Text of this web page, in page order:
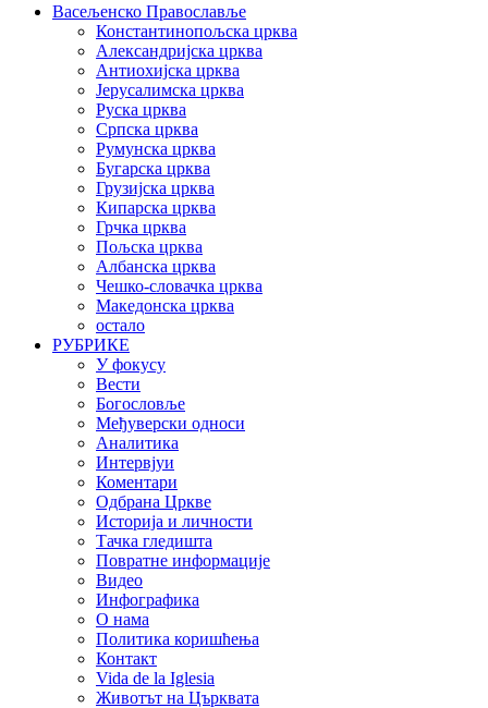
Васељенско Православље
Константинопољска црква
Александријска црква
Антиохијска црква
Јерусалимска црква
Руска црква
Српска црква
Румунска црква
Бугарска црква
Грузијска црква
Кипарска црква
Грчка црква
Пољска црква
Албанска црква
Чешко-словачка црква
Македонска црква
остало
РУБРИКЕ
У фокусу
Вести
Богословље
Међуверски односи
Аналитика
Интервјуи
Коментари
Одбрана Цркве
Историја и личности
Тачка гледишта
Повратне информације
Видео
Инфографика
О нама
Политика коришћења
Контакт
Vida de la Iglesia
Животът на Църквата